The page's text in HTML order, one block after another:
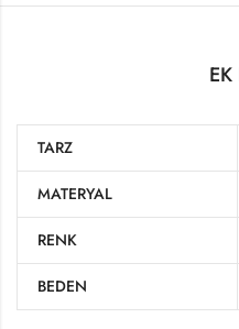
TARZ
MATERYAL
RENK
BEDEN